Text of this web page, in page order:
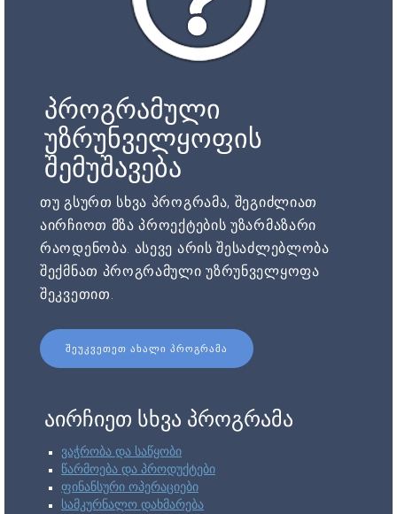
პროგრამული
უზრუნველყოფის
შემუშავება
თუ გსურთ სხვა პროგრამა, შეგიძლიათ
აირჩიოთ მზა პროექტების უზარმაზარი
რაოდენობა. ასევე არის შესაძლებლობა
შექმნათ პროგრამული უზრუნველყოფა
შეკვეთით.
ᲨᲔᲣᲙᲕᲔᲗᲔᲗ ᲐᲮᲐᲚᲘ ᲞᲠᲝᲒᲠᲐᲛᲐ
აირჩიეთ სხვა პროგრამა
ვაჭრობა და საწყობი
წარმოება და პროდუქტები
ფინანსური ოპერაციები
სამკურნალო დახმარება